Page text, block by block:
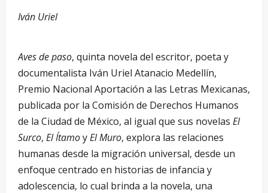
Iván Uriel
Aves de paso, quinta novela del escritor, poeta y
documentalista Iván Uriel Atanacio Medellín,
Premio Nacional Aportación a las Letras Mexicanas,
publicada por la Comisión de Derechos Humanos
de la Ciudad de México, al igual que sus novelas El
Surco, El ÍtamoyEl Muro, explora las relaciones
humanas desde la migración universal, desde un
enfoque centrado en historias de infancia y
adolescencia, lo cual brinda a la novela, una